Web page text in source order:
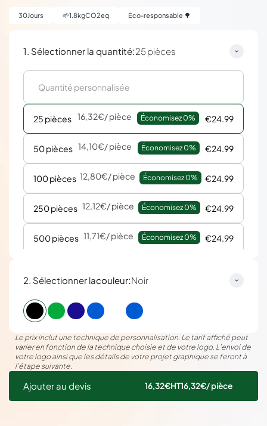
30Jours 🌱1.8kgCO2eq Eco-responsable 🌳
1. Sélectionner la quantité:25 pièces
25 pièces 16,32€/ pièce Économisez 0% €24.99
50 pièces 14,10€/ pièce Économisez 0% €24.99
100 pièces 12,80€/ pièce Économisez 0% €24.99
250 pièces 12,12€/ pièce Économisez 0% €24.99
500 pièces 11,71€/ pièce Économisez 0% €24.99
2000 pièces
2. Sélectionner lacouleur:Noir
Le prix inclut une technique de personnalisation. Le tarif affiché peut
varier en fonction de la technique choisie et de votre logo. L’envoi de
votre logo ainsi que les détails de votre projet graphique se feront à
l’étape suivante.
Ajouter au devis 16,32€HT16,32€/ pièce